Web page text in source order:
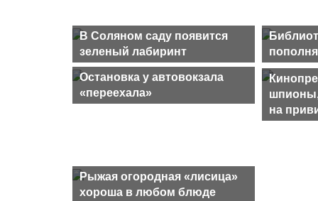
В Соляном саду появится
зеленый лабиринт
Остановка у автовокзала
«переехала»
на
Рыжая огородная «лисица»
хороша в любом блюде